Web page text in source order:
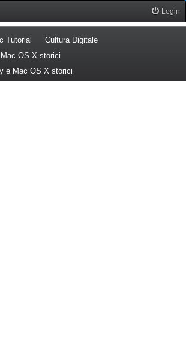
Login
new tab)
Tutorial (Opens a new tab)
Cultura Digitale(Opens a new tab)
OS X storici
e Mac OS X storici